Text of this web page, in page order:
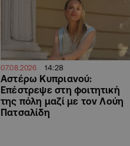
07.08.2026 14:28
Αστέρω Κυπριανού:
Επέστρεψε στη φοιτητική
της πόλη μαζί με τον Λούη
Πατσαλίδη